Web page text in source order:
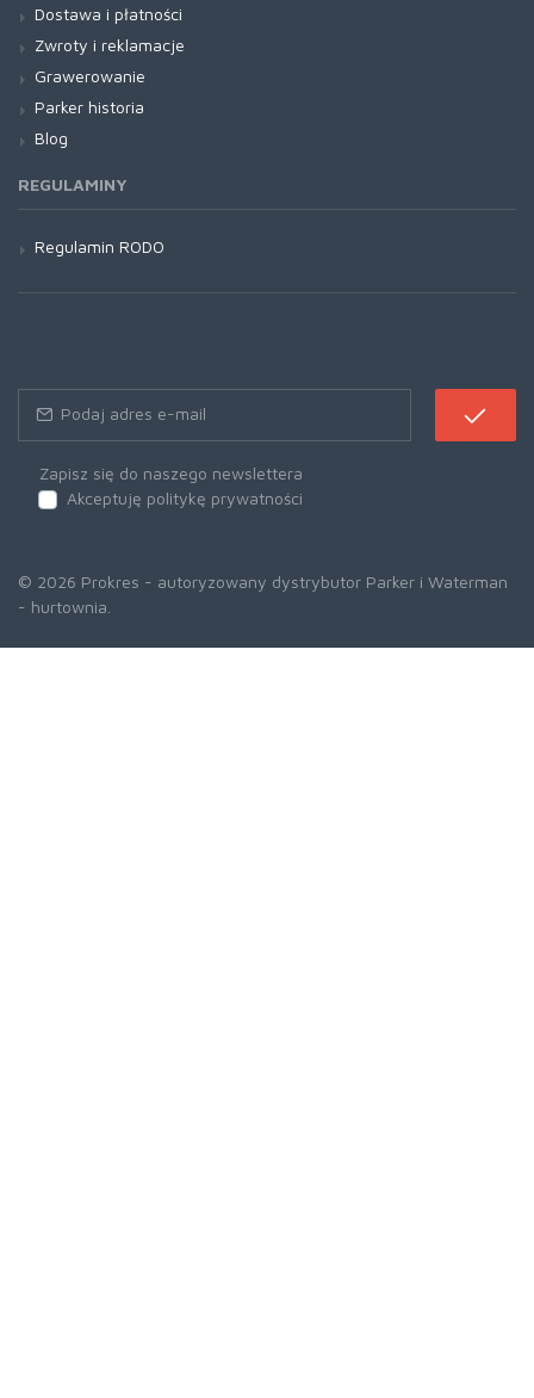
Dostawa i płatności
Zwroty i reklamacje
Grawerowanie
Parker historia
Blog
REGULAMINY
Regulamin RODO
Zapisz się do naszego newslettera
Akceptuję politykę prywatności
© 2026 Prokres - autoryzowany dystrybutor Parker i Waterman
- hurtownia.